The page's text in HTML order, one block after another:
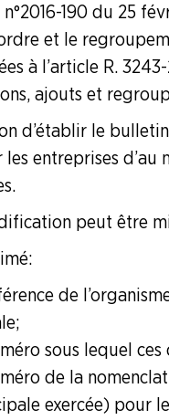
licenciement et (…)
...
190 du 25
et le
à l’article R.
ajouts et
d’établir le
les entreprises
peut être
:
de
;
sous lequel ces
de la
exercée) pour